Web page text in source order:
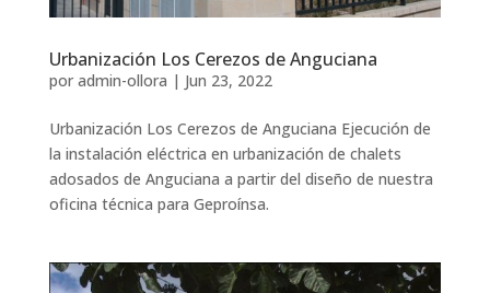
Urbanización Los Cerezos de Anguciana
por admin-ollora | Jun 23, 2022
Urbanización Los Cerezos de Anguciana Ejecución de
la instalación eléctrica en urbanización de chalets
adosados de Anguciana a partir del diseño de nuestra
oficina técnica para Geproínsa.